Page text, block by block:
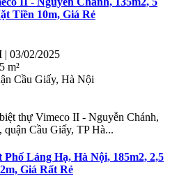
Tiền 10m, Giá Rẻ
| 03/02/2025
m²
Cầu Giấy, Hà Nội
thự Vimeco II - Nguyễn Chánh,
Cầu Giấy, TP Hà...
Láng Hạ, Hà Nội, 185m2, 2,5
Giá Rất Rẻ